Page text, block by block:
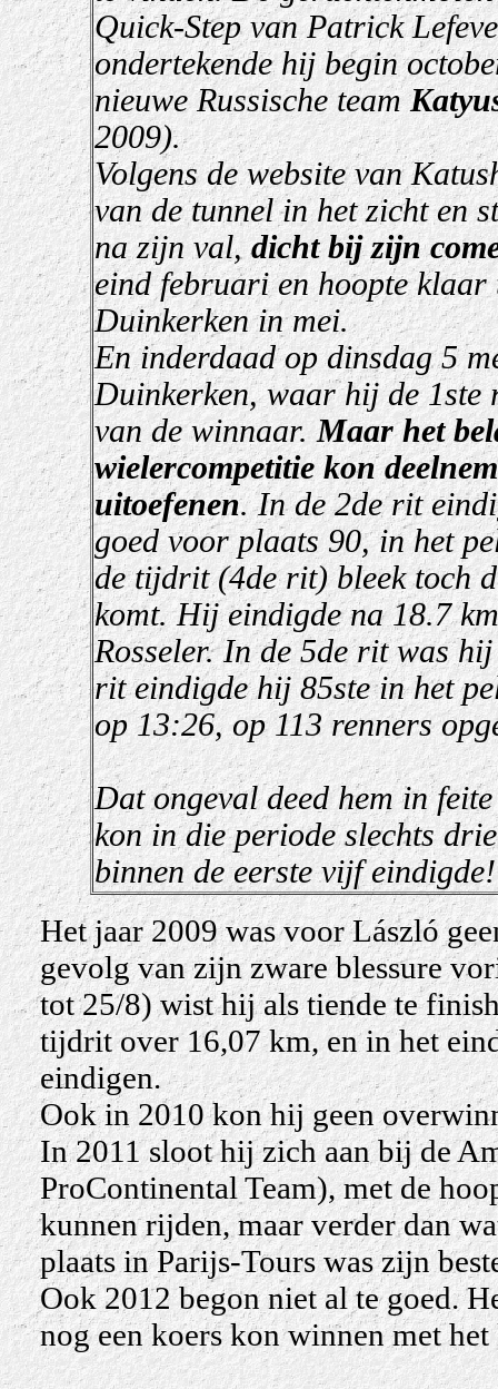
Quick-Step van Patrick
ondertekende hij begin
nieuwe Russische team
2009).
Volgens de website van
van de tunnel in het zicht en
na zijn val,dicht bij zijn
eind februari en hoopte klaar
Duinkerken in mei.
En inderdaad op dinsdag 5
Duinkerken, waar hij de 1ste
van de winnaar.Maar het
wielercompetitie kon
uitoefenen. In de 2de rit
goed voor plaats 90, in het
de tijdrit (4de rit) bleek toch
komt. Hij eindigde na 18.7
Rosseler. In de 5de rit was
rit eindigde hij 85ste in het
op 13:26, op 113 renners
Dat ongeval deed hem in
kon in die periode slechts
binnen de eerste vijf eindigde!
Het jaar 2009 was voor László
gevolg van zijn zware blessure
tot 25/8) wist hij als tiende te
tijdrit over 16,07 km, en in het
eindigen.
Ook in 2010 kon hij geen
In 2011 sloot hij zich aan bij de
ProContinental Team), met de
kunnen rijden, maar verder dan
plaats in Parijs-Tours was zijn
Ook 2012 begon niet al te goed.
nog een koers kon winnen met